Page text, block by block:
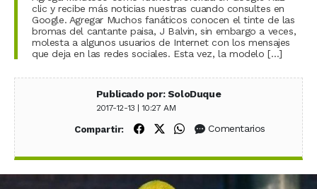
clic y recibe más noticias nuestras cuando consultes en
Google. Agregar Muchos fanáticos conocen el tinte de las
bromas del cantante paisa, J Balvin, sin embargo a veces,
molesta a algunos usuarios de Internet con los mensajes
que deja en las redes sociales. Esta vez, la modelo […]
Publicado por: SoloDuque
2017-12-13 | 10:27 AM
Compartir: Compartir en Facebook
Compartir en X (Twitter)
Compartir en WhatsApp
Comentarios